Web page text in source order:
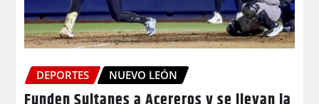
DEPORTES NUEVO LEÓN